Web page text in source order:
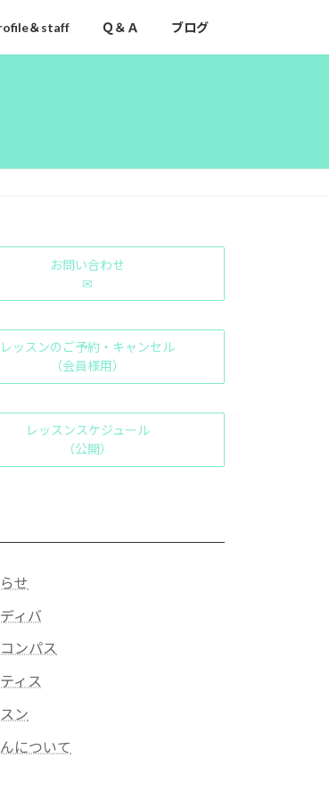
＆staff Ｑ＆Ａ ブログ
お問い合わせ
✉
レッスンのご予約・キャンセル
（会員様用）
レッスンスケジュール
（公開）
せ
ィバ
ンパス
ィス
ン
について